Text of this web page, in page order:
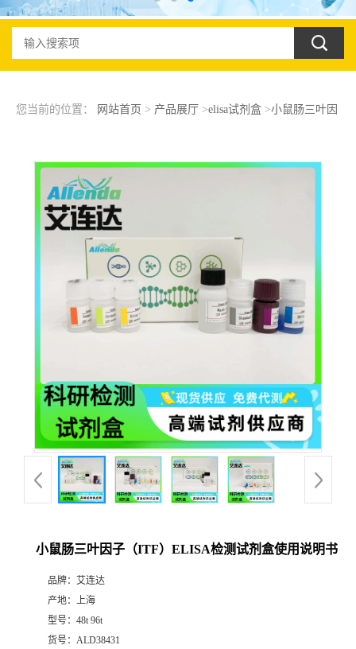
您当前的位置： 网站首页 > 产品展厅 >elisa试剂盒>小鼠肠三叶因
小鼠肠三叶因子（ITF）ELISA检测试剂盒使用说明书
品牌： 艾连达
产地： 上海
型号： 48t 96t
货号： ALD38431